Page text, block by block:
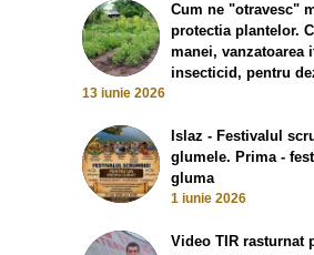
Cum ne "otravesc"
protectia plantelor.
manei, vanzatoarea
insecticid, pentru
13 iunie 2026
Islaz - Festivalul
glumele. Prima -
gluma
1 iunie 2026
Video TIR rasturnat